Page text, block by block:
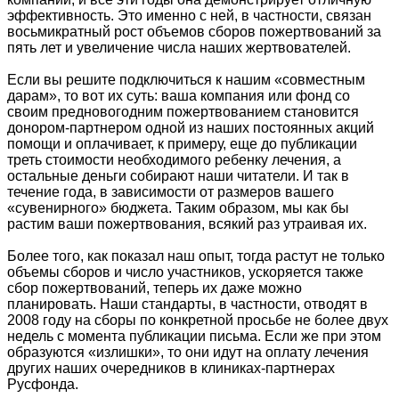
эффективность. Это именно с ней, в частности, связан
восьмикратный рост объемов сборов пожертвований за
пять лет и увеличение числа наших жертвователей.
Если вы решите подключиться к нашим «совместным
дарам», то вот их суть: ваша компания или фонд со
своим предновогодним пожертвованием становится
донором-партнером одной из наших постоянных акций
помощи и оплачивает, к примеру, еще до публикации
треть стоимости необходимого ребенку лечения, а
остальные деньги собирают наши читатели. И так в
течение года, в зависимости от размеров вашего
«сувенирного» бюджета. Таким образом, мы как бы
растим ваши пожертвования, всякий раз утраивая их.
Более того, как показал наш опыт, тогда растут не только
объемы сборов и число участников, ускоряется также
сбор пожертвований, теперь их даже можно
планировать. Наши стандарты, в частности, отводят в
2008 году на сборы по конкретной просьбе не более двух
недель с момента публикации письма. Если же при этом
образуются «излишки», то они идут на оплату лечения
других наших очередников в клиниках-партнерах
Русфонда.